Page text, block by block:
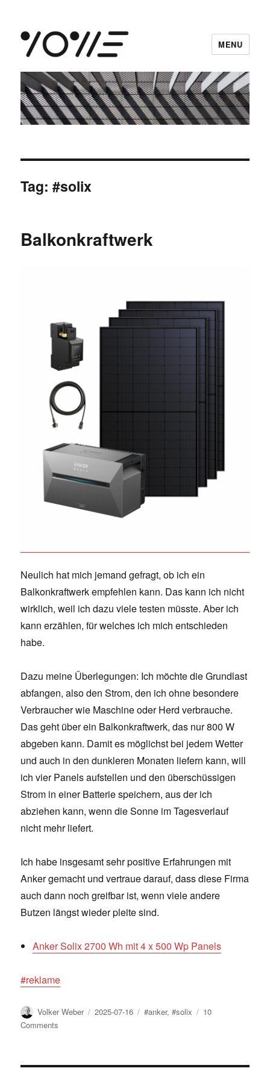
vowe dot net
MENU
Tag:#solix
Balkonkraftwerk
Neulich hat mich jemand gefragt, ob ich ein
Balkonkraftwerk empfehlen kann. Das kann ich nicht
wirklich, weil ich dazu viele testen müsste. Aber ich
kann erzählen, für welches ich mich entschieden
habe.
Dazu meine Überlegungen: Ich möchte die Grundlast
abfangen, also den Strom, den ich ohne besondere
Verbraucher wie Maschine oder Herd verbrauche.
Das geht über ein Balkonkraftwerk, das nur 800 W
abgeben kann. Damit es möglichst bei jedem Wetter
und auch in den dunkleren Monaten liefern kann, will
ich vier Panels aufstellen und den überschüssigen
Strom in einer Batterie speichern, aus der ich
abziehen kann, wenn die Sonne im Tagesverlauf
nicht mehr liefert.
Ich habe insgesamt sehr positive Erfahrungen mit
Anker gemacht und vertraue darauf, dass diese Firma
auch dann noch greifbar ist, wenn viele andere
Butzen längst wieder pleite sind.
Anker Solix 2700 Wh mit 4 x 500 Wp Panels
#reklame
Author
Volker Weber
Posted
2025-07-16 Tags
#anker,#solix
10
Comments